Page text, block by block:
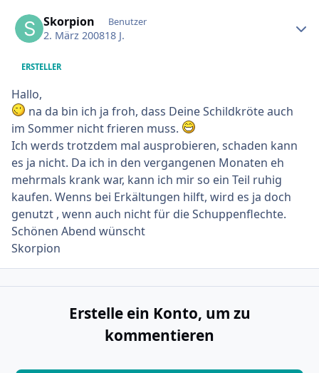
Skorpion Benutzer
2. März 200818 J.
ERSTELLER
Hallo,
na da bin ich ja froh, dass Deine Schildkröte auch
im Sommer nicht frieren muss.
Ich werds trotzdem mal ausprobieren, schaden kann
es ja nicht. Da ich in den vergangenen Monaten eh
mehrmals krank war, kann ich mir so ein Teil ruhig
kaufen. Wenns bei Erkältungen hilft, wird es ja doch
genutzt , wenn auch nicht für die Schuppenflechte.
Schönen Abend wünscht
Skorpion
Erstelle ein Konto, um zu
kommentieren